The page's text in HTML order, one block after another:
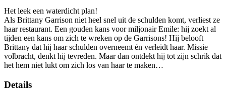
Het leek een waterdicht plan!
Als Brittany Garrison niet heel snel uit de schulden komt, verliest ze
haar restaurant. Een gouden kans voor miljonair Emile: hij zoekt al
tijden een kans om zich te wreken op de Garrisons! Hij belooft
Brittany dat hij haar schulden overneemt én verleidt haar. Missie
volbracht, denkt hij tevreden. Maar dan ontdekt hij tot zijn schrik dat
het hem niet lukt om zich los van haar te maken…
Details